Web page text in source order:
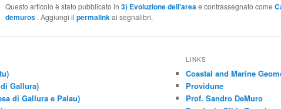
Questo articolo è stato pubblicato in 3) Evoluzione dell'areae contrassegnato come
demuros . Aggiungi il permalinkai segnalibri.
Gallura)
di Gallura e Palau)
LINKS
Coastal and Marine
Providune
Prof. Sandro DeMuro